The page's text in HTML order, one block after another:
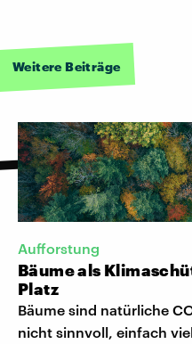
Weitere Beiträge
Aufforstung
Bäume als
Platz
Bäume sind natürliche
nicht sinnvoll, einfach